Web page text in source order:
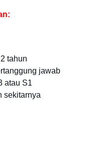
tahun
jawab
atau S1
sekitarnya